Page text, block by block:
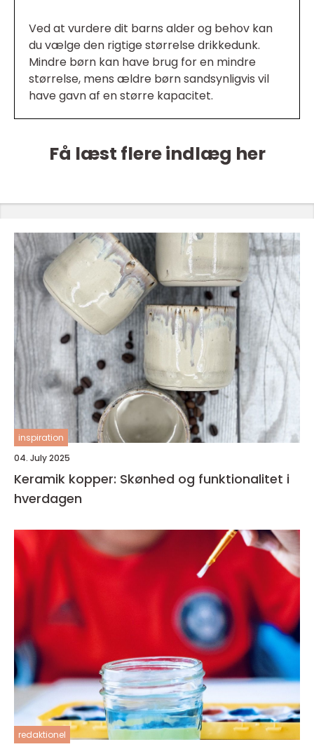
Ved at vurdere dit barns alder og behov kan
du vælge den rigtige størrelse drikkedunk.
Mindre børn kan have brug for en mindre
størrelse, mens ældre børn sandsynligvis vil
have gavn af en større kapacitet.
Få læst flere indlæg her
inspiration
04. July 2025
Keramik kopper: Skønhed og funktionalitet i
hverdagen
redaktionel